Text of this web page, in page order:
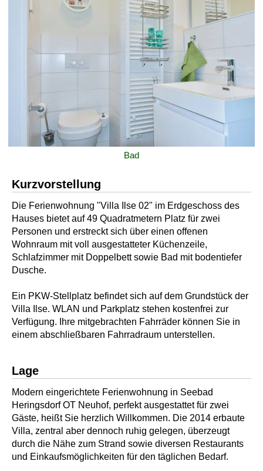
Bad
Kurzvorstellung
Die Ferienwohnung "Villa Ilse 02" im Erdgeschoss des
Hauses bietet auf 49 Quadratmetern Platz für zwei
Personen und erstreckt sich über einen offenen
Wohnraum mit voll ausgestatteter Küchenzeile,
Schlafzimmer mit Doppelbett sowie Bad mit bodentiefer
Dusche.
Ein PKW-Stellplatz befindet sich auf dem Grundstück der
Villa Ilse. WLAN und Parkplatz stehen kostenfrei zur
Verfügung. Ihre mitgebrachten Fahrräder können Sie in
einem abschließbaren Fahrradraum unterstellen.
Lage
Modern eingerichtete Ferienwohnung in Seebad
Heringsdorf OT Neuhof, perfekt ausgestattet für zwei
Gäste, heißt Sie herzlich Willkommen. Die 2014 erbaute
Villa, zentral aber dennoch ruhig gelegen, überzeugt
durch die Nähe zum Strand sowie diversen Restaurants
und Einkaufsmöglichkeiten für den täglichen Bedarf.